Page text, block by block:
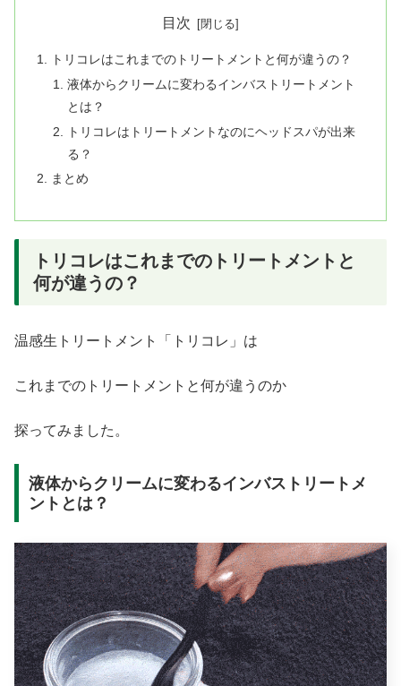
目次
トリコレはこれまでのトリートメントと何が違うの？
液体からクリームに変わるインバストリートメント
とは？
トリコレはトリートメントなのにヘッドスパが出来
る？
まとめ
トリコレはこれまでのトリートメントと
何が違うの？
温感生トリートメント「トリコレ」は
これまでのトリートメントと何が違うのか
探ってみました。
液体からクリームに変わるインバストリートメ
ントとは？